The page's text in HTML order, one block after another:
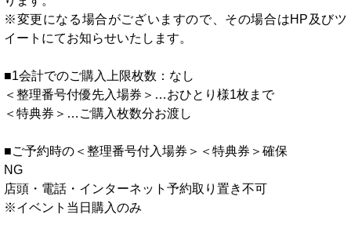
※変更になる場合がございますので、その場合はHP及びツ
イートにてお知らせいたします。
■1会計でのご購入上限枚数：なし
＜整理番号付優先入場券＞…おひとり様1枚まで
＜特典券＞…ご購入枚数分お渡し
■ご予約時の＜整理番号付入場券＞＜特典券＞確保
NG
店頭・電話・インターネット予約取り置き不可
※イベント当日購入のみ